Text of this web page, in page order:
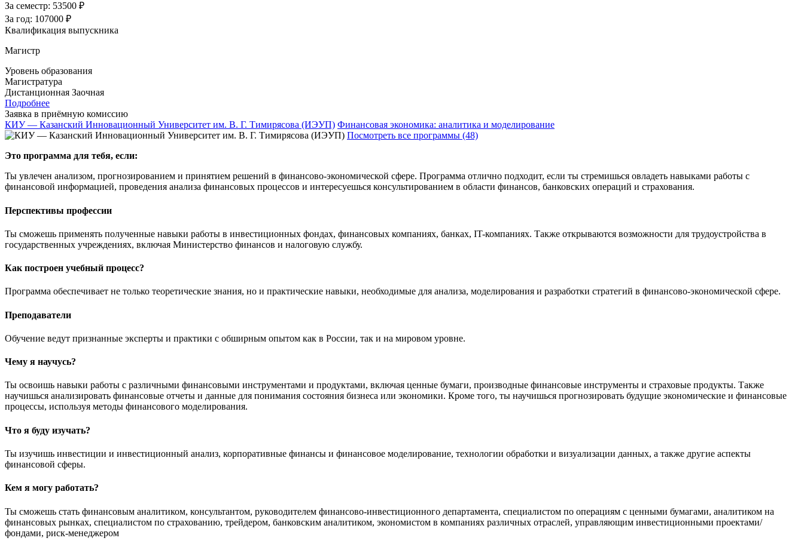
За семестр: 53500 ₽
За год: 107000 ₽
Квалификация выпускника
Магистр
Уровень образования
Магистратура
Дистанционная Заочная
Подробнее
Заявка в приёмную комиссию
КИУ — Казанский Инновационный Университет им. В. Г. Тимирясова (ИЭУП) Финансовая экономика: аналитика и моделирование
Посмотреть все программы (48)
Это программа для тебя, если:
Ты увлечен анализом, прогнозированием и принятием решений в финансово-экономической сфере. Программа отлично подходит, если ты стремишься овладеть навыками работы с
финансовой информацией, проведения анализа финансовых процессов и интересуешься консультированием в области финансов, банковских операций и страхования.
Перспективы профессии
Ты сможешь применять полученные навыки работы в инвестиционных фондах, финансовых компаниях, банках, IT-компаниях. Также открываются возможности для трудоустройства в
государственных учреждениях, включая Министерство финансов и налоговую службу.
Как построен учебный процесс?
Программа обеспечивает не только теоретические знания, но и практические навыки, необходимые для анализа, моделирования и разработки стратегий в финансово-экономической сфере.
Преподаватели
Обучение ведут признанные эксперты и практики с обширным опытом как в России, так и на мировом уровне.
Чему я научусь?
Ты освоишь навыки работы с различными финансовыми инструментами и продуктами, включая ценные бумаги, производные финансовые инструменты и страховые продукты. Также
научишься анализировать финансовые отчеты и данные для понимания состояния бизнеса или экономики. Кроме того, ты научишься прогнозировать будущие экономические и финансовые
процессы, используя методы финансового моделирования.
Что я буду изучать?
Ты изучишь инвестиции и инвестиционный анализ, корпоративные финансы и финансовое моделирование, технологии обработки и визуализации данных, а также другие аспекты
финансовой сферы.
Кем я могу работать?
Ты сможешь стать финансовым аналитиком, консультантом, руководителем финансово-инвестиционного департамента, специалистом по операциям с ценными бумагами, аналитиком на
финансовых рынках, специалистом по страхованию, трейдером, банковским аналитиком, экономистом в компаниях различных отраслей, управляющим инвестиционными проектами/
фондами, риск-менеджером